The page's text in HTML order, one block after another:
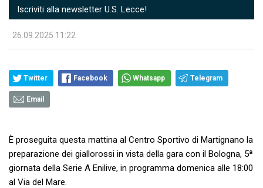
Iscriviti alla newsletter U.S. Lecce!
26.09.2025 11:22
Twitter Facebook Whatsapp Telegram
Email
È proseguita questa mattina al Centro Sportivo di Martignano la
preparazione dei giallorossi in vista della gara con il Bologna, 5ª
giornata della Serie A Enilive, in programma domenica alle 18:00
al Via del Mare.